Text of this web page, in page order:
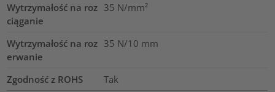
Wytrzymałość na roz
ciąganie
35 N/mm²
Wytrzymałość na roz
erwanie
35 N/10 mm
Zgodność z ROHS Tak